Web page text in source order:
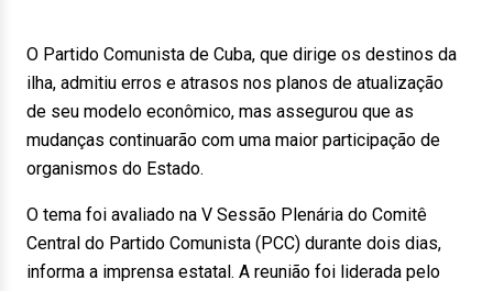
O Partido Comunista de Cuba, que dirige os destinos da
ilha, admitiu erros e atrasos nos planos de atualização
de seu modelo econômico, mas assegurou que as
mudanças continuarão com uma maior participação de
organismos do Estado.
O tema foi avaliado na V Sessão Plenária do Comitê
Central do Partido Comunista (PCC) durante dois dias,
informa a imprensa estatal. A reunião foi liderada pelo